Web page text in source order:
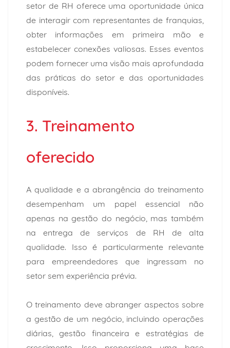
setor de RH oferece uma oportunidade única
de interagir com representantes de franquias,
obter informações em primeira mão e
estabelecer conexões valiosas. Esses eventos
podem fornecer uma visão mais aprofundada
das práticas do setor e das oportunidades
disponíveis.
3. Treinamento
oferecido
A qualidade e a abrangência do treinamento
desempenham um papel essencial não
apenas na gestão do negócio, mas também
na entrega de serviços de RH de alta
qualidade. Isso é particularmente relevante
para empreendedores que ingressam no
setor sem experiência prévia.
O treinamento deve abranger aspectos sobre
a gestão de um negócio, incluindo operações
diárias, gestão financeira e estratégias de